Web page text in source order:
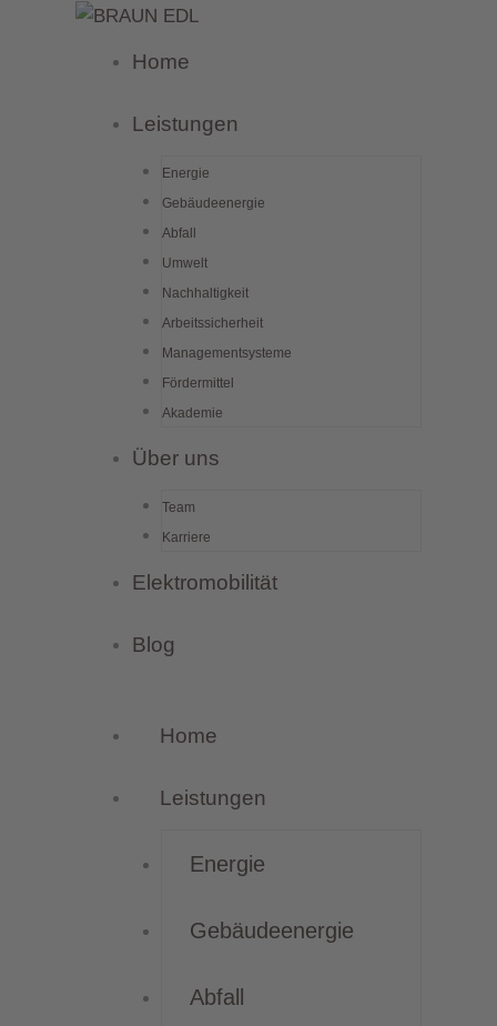
Home
Leistungen
Energie
Gebäudeenergie
Abfall
Umwelt
Nachhaltigkeit
Arbeitssicherheit
Managementsysteme
Fördermittel
Akademie
Über uns
Team
Karriere
Elektromobilität
Blog
Home
Leistungen
Energie
Gebäudeenergie
Abfall